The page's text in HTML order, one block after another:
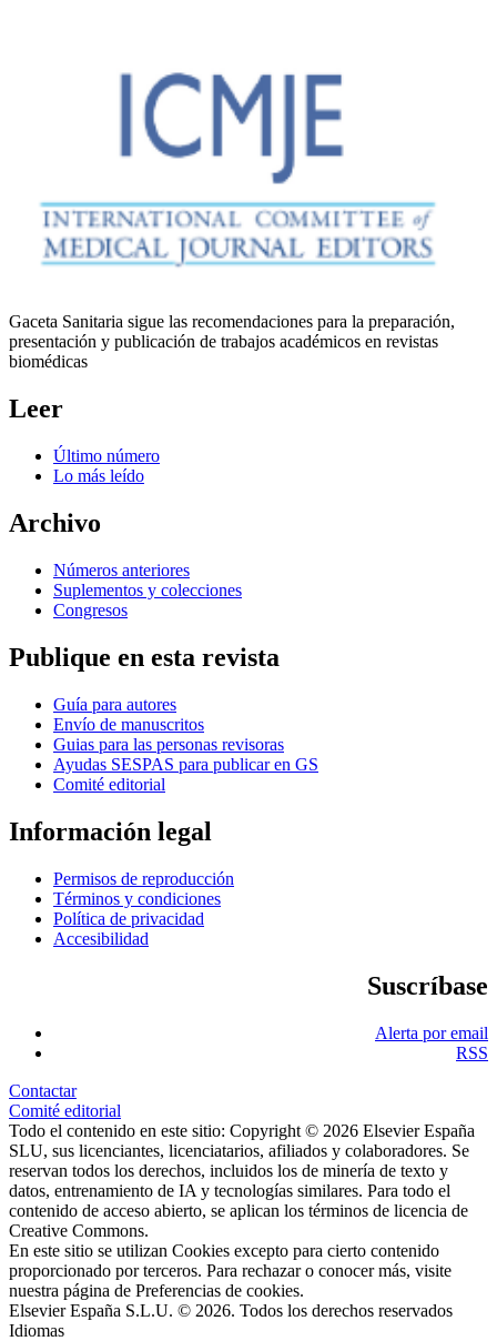
Gaceta Sanitaria sigue las recomendaciones para la preparación,
presentación y publicación de trabajos académicos en revistas
biomédicas
Leer
Último número
Lo más leído
Archivo
Números anteriores
Suplementos y colecciones
Congresos
Publique en esta revista
Guía para autores
Envío de manuscritos
Guias para las personas revisoras
Ayudas SESPAS para publicar en GS
Comité editorial
Información legal
Permisos de reproducción
Términos y condiciones
Política de privacidad
Accesibilidad
Suscríbase
Alerta por email
RSS
Contactar
Comité editorial
Todo el contenido en este sitio: Copyright © 2026 Elsevier España
SLU, sus licenciantes, licenciatarios, afiliados y colaboradores. Se
reservan todos los derechos, incluidos los de minería de texto y
datos, entrenamiento de IA y tecnologías similares. Para todo el
contenido de acceso abierto, se aplican los términos de licencia de
Creative Commons.
En este sitio se utilizan Cookies excepto para cierto contenido
proporcionado por terceros. Para rechazar o conocer más, visite
nuestra página de Preferencias de cookies.
Elsevier España S.L.U. © 2026. Todos los derechos reservados
Idiomas